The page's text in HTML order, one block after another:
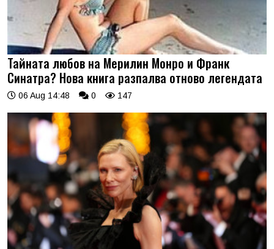
Тайната любов на Мерилин Монро и Франк
Синатра? Нова книга разпалва отново легендата
06 Aug 14:48 0 147